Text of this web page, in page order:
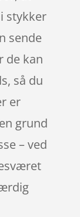
stykker
sende
de kan
så du
er
grund
– ved